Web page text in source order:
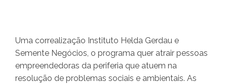
Uma correalização Instituto Helda Gerdau e
Semente Negócios, o programa quer atrair pessoas
empreendedoras da periferia que atuem na
resolução de problemas sociais e ambientais. As